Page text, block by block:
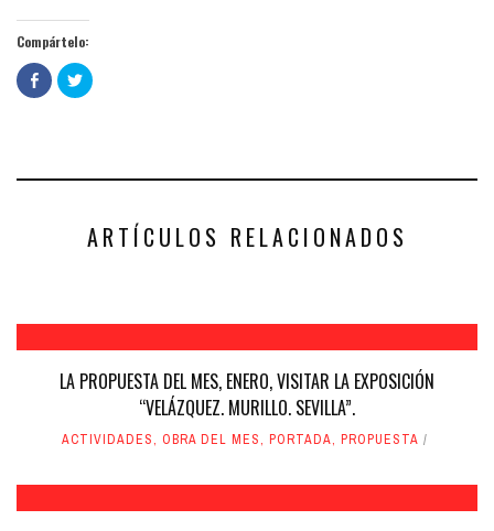
Compártelo:
Haz
clic
para
en
Haz
clic
en
ARTÍCULOS RELACIONADOS
LA PROPUESTA DEL MES, ENERO, VISITAR LA EXPOSICIÓN
“VELÁZQUEZ. MURILLO. SEVILLA”.
ACTIVIDADES, OBRA DEL MES, PORTADA, PROPUESTA